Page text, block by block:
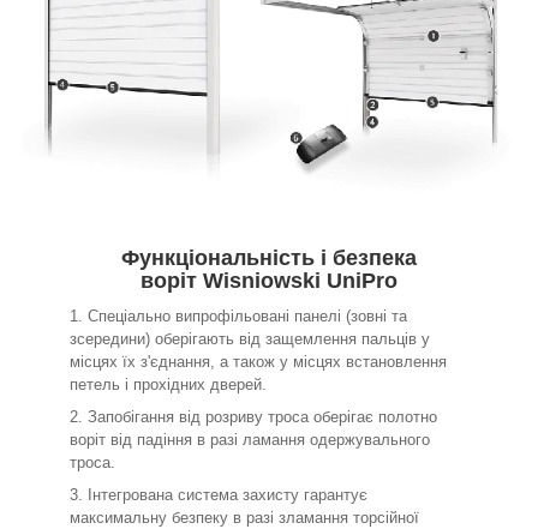
Функціональність і безпека
воріт Wisniowski UniPro
Спеціально випрофільовані панелі (зовні та
зсередини) оберігають від защемлення пальців у
місцях їх з'єднання, а також у місцях встановлення
петель і прохідних дверей.
Запобігання від розриву троса оберігає полотно
воріт від падіння в разі ламання одержувального
троса.
Інтегрована система захисту гарантує
максимальну безпеку в разі зламання торсійної